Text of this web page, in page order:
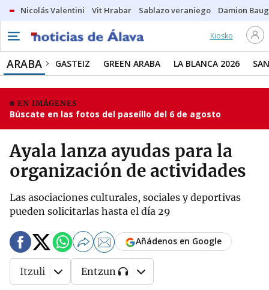
Nicolás Valentini Vit Hrabar Sablazo veraniego Damion
Kiosko
ARABA GASTEIZ GREEN ARABA LA BLANCA 2026
EN IMÁGENES
Búscate en las fotos del paseíllo del 6 de agosto
Ayala lanza ayudas para la
organización de actividades
Las asociaciones culturales, sociales y deportivas
pueden solicitarlas hasta el día 29
Añádenos en Google
Itzuli Entzun